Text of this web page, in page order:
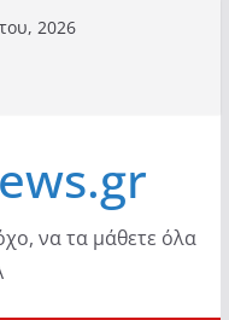
2026
να τα μάθετε όλα